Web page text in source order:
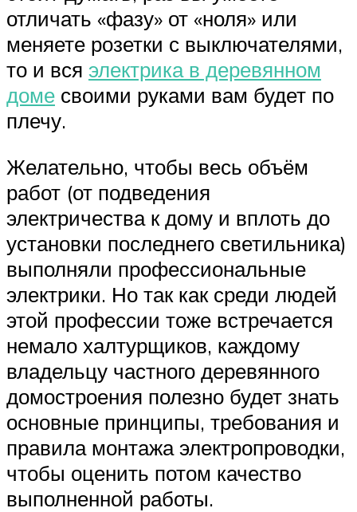
отличать «фазу» от «ноля» или
меняете розетки с выключателями,
то и вся электрика в деревянном
доме своими руками вам будет по
плечу.
Желательно, чтобы весь объём
работ (от подведения
электричества к дому и вплоть до
установки последнего светильника)
выполняли профессиональные
электрики. Но так как среди людей
этой профессии тоже встречается
немало халтурщиков, каждому
владельцу частного деревянного
домостроения полезно будет знать
основные принципы, требования и
правила монтажа электропроводки,
чтобы оценить потом качество
выполненной работы.